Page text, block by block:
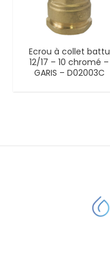
Ecrou à collet battu
12/17 – 10 chromé –
GARIS – D02003C